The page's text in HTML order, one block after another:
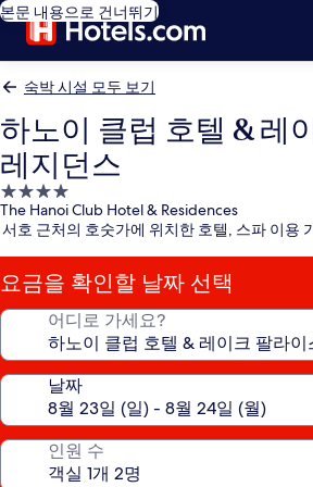
본문 내용으로 건너뛰기
숙박 시설 모두 보기
하노이 클럽 호텔 & 레
레지던스
4.0
성
급
숙
박
시
The Hanoi Club Hotel & Residences
서호 근처의 호숫가에 위치한 호텔, 스파 이용
요금을 확인할 날짜 선택
어디로 가세요?
날짜
인원 수